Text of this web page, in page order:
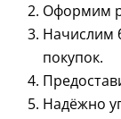
Оформим
Начислим
покупок.
Надёжно